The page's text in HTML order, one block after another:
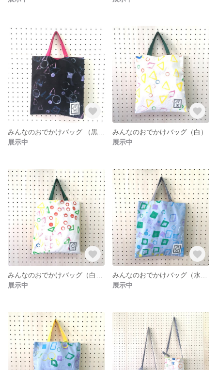
展示中
みんなのおでかけバッグ（白）
展示中
展示中
展示中